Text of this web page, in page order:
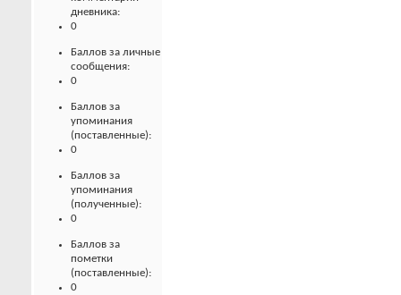
дневника:
0
Баллов за личные
сообщения:
0
Баллов за
упоминания
(поставленные):
0
Баллов за
упоминания
(полученные):
0
Баллов за
пометки
(поставленные):
0